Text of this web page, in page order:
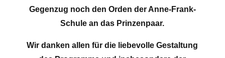
Gegenzug noch den Orden der Anne-Frank-
Schule an das Prinzenpaar.
Wir danken allen für die liebevolle Gestaltung